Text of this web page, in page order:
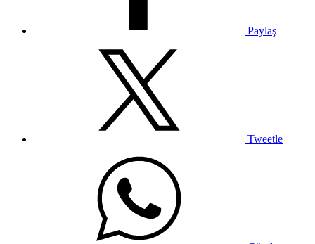
Paylaş
Tweetle